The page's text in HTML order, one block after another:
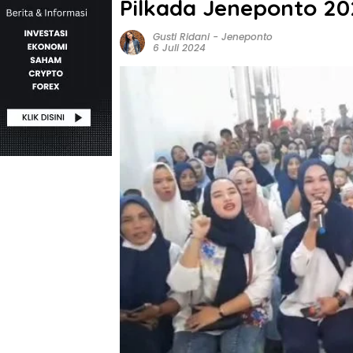
Pilkada Jeneponto
Gusti Ridani- Jeneponto
6 Juli 2024